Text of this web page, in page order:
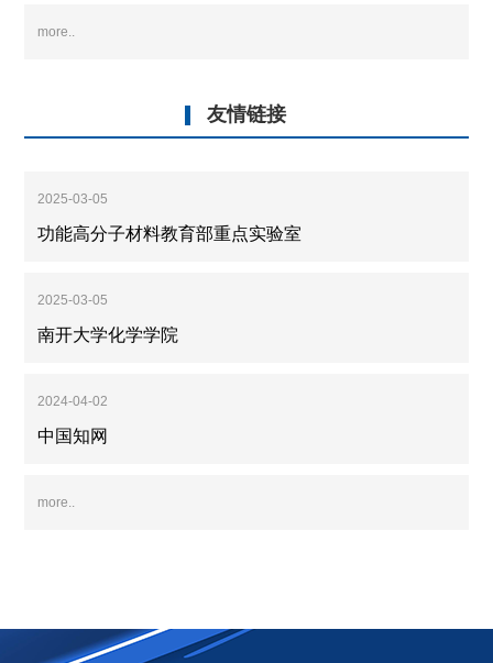
more..
友情链接
2025-03-05
功能高分子材料教育部重点实验室
2025-03-05
南开大学化学学院
2024-04-02
中国知网
more..